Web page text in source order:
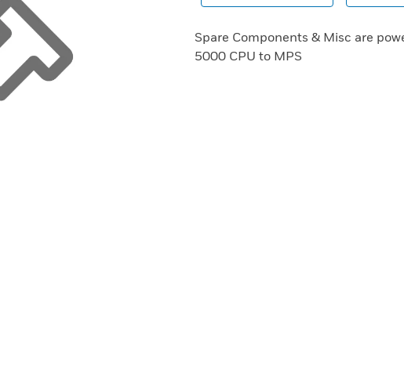
Spare Components & Misc are
5000 CPU to MPS